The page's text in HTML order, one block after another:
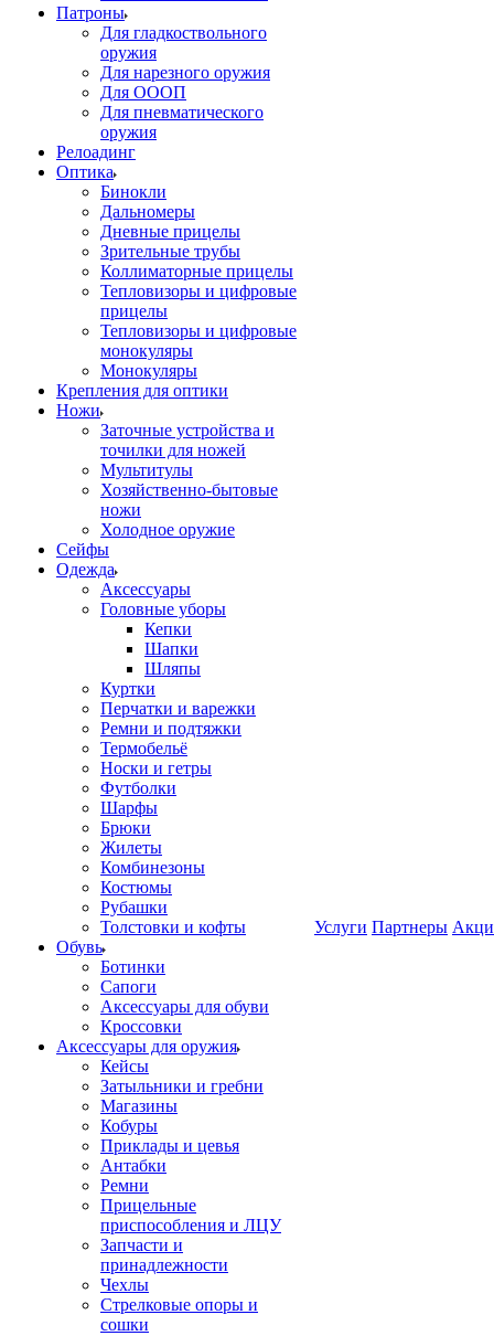
Патроны
Для гладкоствольного
оружия
Для нарезного оружия
Для ОООП
Для пневматического
оружия
Релоадинг
Оптика
Бинокли
Дальномеры
Дневные прицелы
Зрительные трубы
Коллиматорные прицелы
Тепловизоры и цифровые
прицелы
Тепловизоры и цифровые
монокуляры
Монокуляры
Крепления для оптики
Ножи
Заточные устройства и
точилки для ножей
Мультитулы
Хозяйственно-бытовые
ножи
Холодное оружие
Сейфы
Одежда
Аксессуары
Головные уборы
Кепки
Шапки
Шляпы
Куртки
Перчатки и варежки
Ремни и подтяжки
Термобельё
Носки и гетры
Футболки
Шарфы
Брюки
Жилеты
Комбинезоны
Костюмы
Рубашки
Толстовки и кофты
Обувь
Ботинки
Сапоги
Аксессуары для обуви
Кроссовки
Аксессуары для оружия
Кейсы
Затыльники и гребни
Магазины
Кобуры
Приклады и цевья
Антабки
Ремни
Прицельные
приспособления и ЛЦУ
Запчасти и
принадлежности
Чехлы
Стрелковые опоры и
сошки
Услуги Партнеры